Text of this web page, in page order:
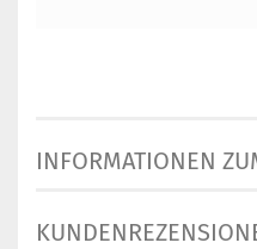
INFORMATIONEN